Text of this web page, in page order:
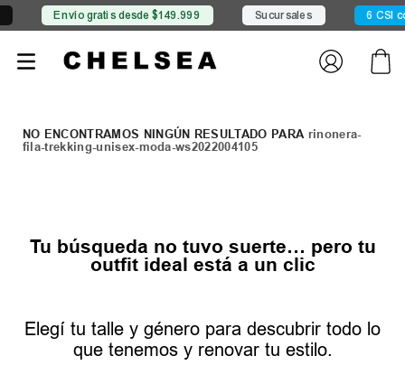
Envío gratis desde $149.999 Sucursales 6 CSI
rinonera-
fila-trekking-unisex-moda-ws2022004105
Tu búsqueda no tuvo suerte… pero tu
outfit ideal está a un clic
Elegí tu talle y género para descubrir todo lo
que tenemos y renovar tu estilo.